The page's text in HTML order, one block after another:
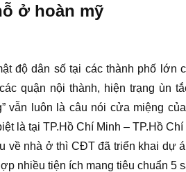
ở hoàn mỹ
độ dân số tại các thành phố
quận nội thành, hiện trạng ùn
vẫn luôn là câu nói cửa miệng
là tại TP.Hồ Chí Minh – TP.Hồ
về nhà ở thì CĐT đã triển khai dự
nhiều tiện ích mang tiêu chuẩn 5